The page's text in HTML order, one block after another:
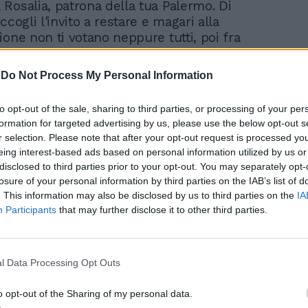
Do Not Process My Personal Information
opt-out of the sale, sharing to third parties, or processing of your
for targeted advertising by us, please use the below opt-out
selection. Please note that after your opt-out request is processed
interest-based ads based on personal information utilized by us
to third parties prior to your opt-out. You may separately
of your personal information by third parties on the IAB’s list of
This information may also be disclosed by us to third parties on the
Participants that may further disclose it to other third parties.
Data Processing Opt Outs
opt-out of the Sharing of my personal data.
Rosalia, patrona della tua Palermo. Di
l'invito a restare e magari alla
non ti votano neppure tutti, poi fra
stessi che oggi ti portano in spalla, ti
E te ne devi pure andare di corsa, con
campagna denigratoria ignobile,
volevano far passare per matto, oppure
Giorgio Napolitano, quando a un certo
servito più. Fatti sotto, campione, sei il
di usare questo grande prestigio che
sorte per piazzare come tuo successore
Marta Cartabia, che ti è amica sin dai
Corte costituzionale, o Paolo Gentiloni,
Giovanni se ne possono restare
Quirinale per continuare indisturbati la